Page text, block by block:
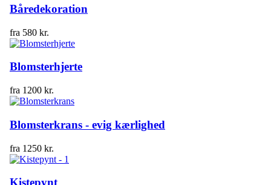
Båredekoration
fra 580 kr.
Blomsterhjerte
fra 1200 kr.
Blomsterkrans - evig kærlighed
fra 1250 kr.